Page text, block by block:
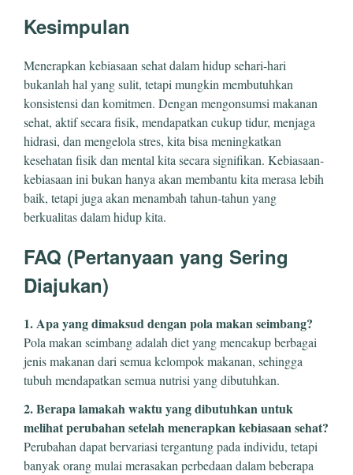
Kesimpulan
Menerapkan kebiasaan sehat dalam hidup sehari-hari
bukanlah hal yang sulit, tetapi mungkin membutuhkan
konsistensi dan komitmen. Dengan mengonsumsi makanan
sehat, aktif secara fisik, mendapatkan cukup tidur, menjaga
hidrasi, dan mengelola stres, kita bisa meningkatkan
kesehatan fisik dan mental kita secara signifikan. Kebiasaan-
kebiasaan ini bukan hanya akan membantu kita merasa lebih
baik, tetapi juga akan menambah tahun-tahun yang
berkualitas dalam hidup kita.
FAQ (Pertanyaan yang Sering
Diajukan)
1. Apa yang dimaksud dengan pola makan seimbang?
Pola makan seimbang adalah diet yang mencakup berbagai
jenis makanan dari semua kelompok makanan, sehingga
tubuh mendapatkan semua nutrisi yang dibutuhkan.
2. Berapa lamakah waktu yang dibutuhkan untuk
melihat perubahan setelah menerapkan kebiasaan sehat?
Perubahan dapat bervariasi tergantung pada individu, tetapi
banyak orang mulai merasakan perbedaan dalam beberapa